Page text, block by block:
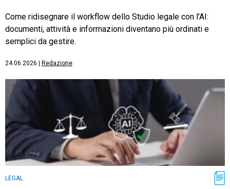
Come ridisegnare il workflow dello Studio legale con l’AI:
documenti, attività e informazioni diventano più ordinati e
semplici da gestire.
24.06.2026 Redazione
LEGAL